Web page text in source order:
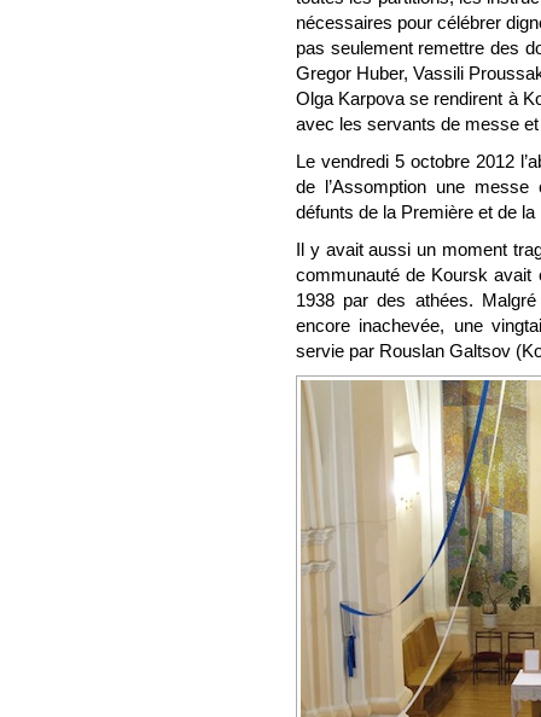
nécessaires pour célébrer
pas seulement remettre des
Gregor Huber, Vassili
Olga Karpova se rendirent à
avec les servants de messe
Le vendredi 5 octobre 2012
de l’Assomption une
défunts de la Première et de
Il y avait aussi un moment
communauté de Koursk
1938 par des athées.
encore inachevée, une
servie par Rouslan Galtsov